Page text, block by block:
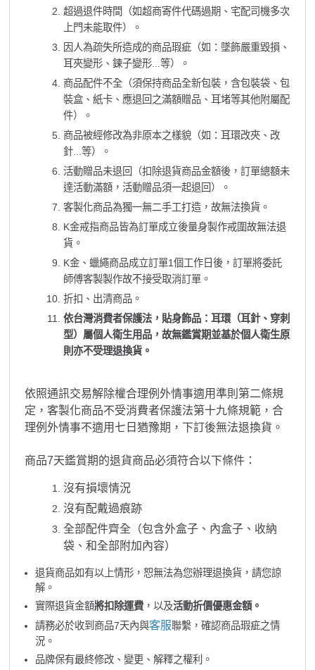
超過退件時間（如超商寄件代碼過期、宅配司機多次
上門未能取件）。
因人為疏失所造成的商品瑕疵（如：墜飾嚴重毀損、
耳夾變形、鍊子變形...等）。
商品配件不全（須保持商品全新包裝，含包裝袋、包
裝盒、紙卡、應退回之滿額贈品、耳堵等其他附屬配
件）。
商品被經修改為非原本之樣貌（如：耳環改夾、改
針...等）。
活動贈品未退回（扣除退貨商品金額後，訂單總額未
達活動滿額，活動贈品須一起退回）。
客製化商品為獨一無二手工打造，故無法換貨。
K金戒指商品皆為訂單成立後量身製作戒圍故無法退
貨。
K金、蠟繩商品成立訂單1個工作日後，訂單將委託
師傅客製製作故不接受取消訂單。
折扣、出清商品。
依台灣消費者保護法，貼身飾品：耳環（耳針、穿刺
型）屬個人衛生用品，故無鑑賞期並基於個人衛生原
則亦不受理退換貨。
依照通訊交易解除權合理例外情事適用準則第二條規
定，客製化商品不受消費者保護法第十九條規範，合
理例外情事不適用七日猶豫期，下訂後無法退換貨。
商品7天鑑賞期的退貨商品必須符合以下條件：
沒有損壞情況
沒有配戴過痕跡
全部配件齊全（包含外盒子、內盒子、收納
袋、和全部附加內容）
退貨商品如有以上情形，恕無法為您辦理退換貨，請您諒
解。
實際退貨金額將扣除運費，以及活動折價優惠金額。
請務必於收到商品7天內與客服聯繫，確認商品瑕疵之情
況。
品牌保有最終修改、變更、解釋之權利。